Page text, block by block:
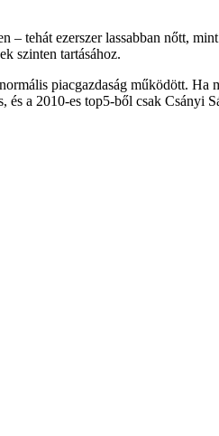
– tehát ezerszer lassabban nőtt,
szinten tartásához.
piacgazdaság működött. Ha
a 2010-es top5-ből csak Csányi